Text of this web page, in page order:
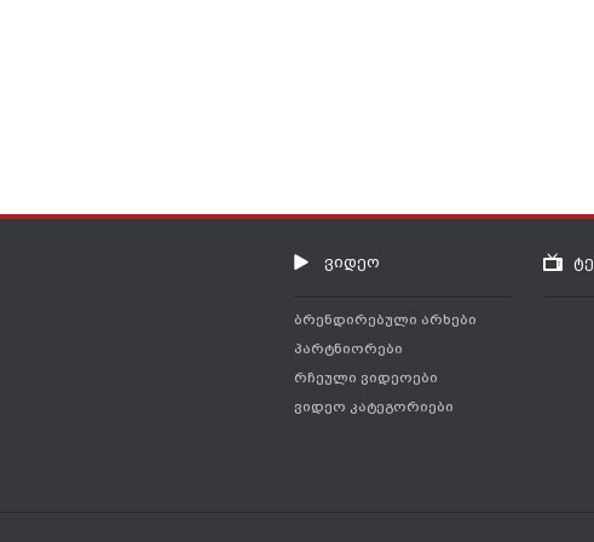
ვიდეო
ბრენდირებული არხები
პარტნიორები
რჩეული ვიდეოები
ვიდეო კატეგორიები